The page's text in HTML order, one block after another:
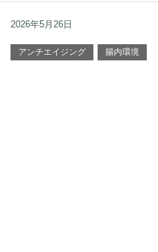
2026年5月26日
アンチエイジング 腸内環境